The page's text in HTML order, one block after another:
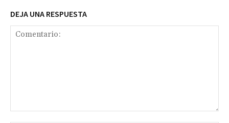
DEJA UNA RESPUESTA